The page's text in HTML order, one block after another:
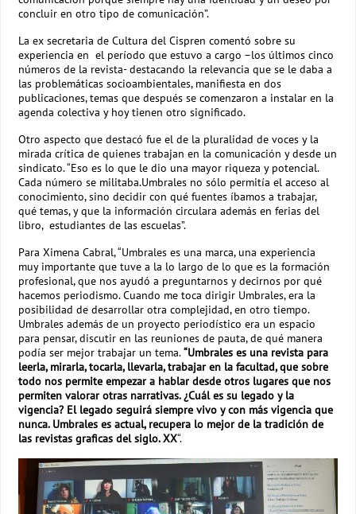
concluir en otro tipo de comunicación”.
La ex secretaria de Cultura del Cispren comentó sobre su
experiencia en el período que estuvo a cargo –los últimos cinco
números de la revista- destacando la relevancia que se le daba a
las problemáticas socioambientales, manifiesta en dos
publicaciones, temas que después se comenzaron a instalar en la
agenda colectiva y hoy tienen otro significado.
Otro aspecto que destacó fue el de la pluralidad de voces y la
mirada crítica de quienes trabajan en la comunicación y desde un
sindicato. “Eso es lo que le dio una mayor riqueza y potencial.
Cada número se militaba.Umbrales no sólo permitía el acceso al
conocimiento, sino decidir con qué fuentes íbamos a trabajar,
qué temas, y que la información circulara además en ferias del
libro, estudiantes de las escuelas”.
Para Ximena Cabral, “Umbrales es una marca, una experiencia
muy importante que tuve a la lo largo de lo que es la formación
profesional, que nos ayudó a preguntarnos y decirnos por qué
hacemos periodismo. Cuando me toca dirigir Umbrales, era la
posibilidad de desarrollar otra complejidad, en otro tiempo.
Umbrales además de un proyecto periodístico era un espacio
para pensar, discutir en las reuniones de pauta, de qué manera
podía ser mejor trabajar un tema.“Umbrales es una revista para
leerla, mirarla, tocarla, llevarla, trabajar en la facultad, que sobre
todo nos permite empezar a hablar desde otros lugares que nos
permiten valorar otras narrativas. ¿Cuál es su legado y la
vigencia? El legado seguirá siempre vivo y con más vigencia que
nunca. Umbrales es actual, recupera lo mejor de la tradición de
las revistas graficas del siglo. XX“.